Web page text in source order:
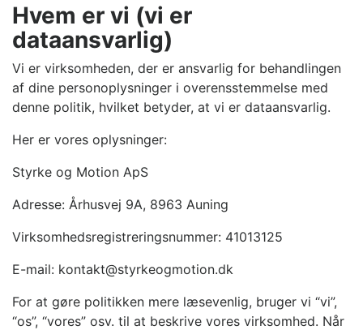
Hvem er vi (vi er
dataansvarlig)
Vi er virksomheden, der er ansvarlig for behandlingen
af dine personoplysninger i overensstemmelse med
denne politik, hvilket betyder, at vi er dataansvarlig.
Her er vores oplysninger:
Styrke og Motion ApS
Adresse: Århusvej 9A, 8963 Auning
Virksomhedsregistreringsnummer: 41013125
E-mail: kontakt@styrkeogmotion.dk
For at gøre politikken mere læsevenlig, bruger vi “vi”,
“os”, “vores” osv. til at beskrive vores virksomhed. Når